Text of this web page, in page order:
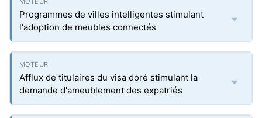
Programmes de villes intelligentes stimulant
l'adoption de meubles connectés
Afflux de titulaires du visa doré stimulant la
demande d'ameublement des expatriés